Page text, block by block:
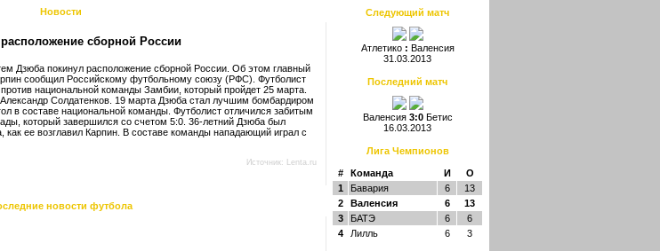
Новости
сборной России
Дзюба покинул расположение сборной России. Об этом главный
сообщил Российскому футбольному союзу (РФС). Футболист
национальной команды Замбии, который пройдет 25 марта.
Солдатенков. 19 марта Дзюба стал лучшим бомбардиром
в составе национальной команды. Футболист отличился забитым
который завершился со счетом 5:0. 36-летний Дзюба был
ее возглавил Карпин. В составе команды нападающий играл с
Источник: Lenta.ru
новости футбола
Следующий матч
Атлетико: Валенсия
31.03.2013
Последний матч
Валенсия3:0 Бетис
16.03.2013
Лига Чемпионов
# Команда И
О
1
Бавария 6
13
2
Валенсия 6
13
3
БАТЭ 6
6
4
Лилль 6 3